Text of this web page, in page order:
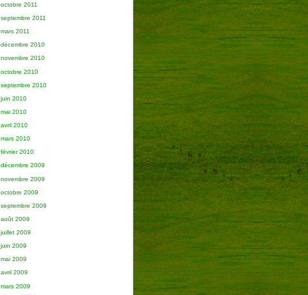
octobre 2011
septembre 2011
mars 2011
décembre 2010
novembre 2010
octobre 2010
septembre 2010
juin 2010
mai 2010
avril 2010
mars 2010
février 2010
décembre 2009
novembre 2009
octobre 2009
septembre 2009
août 2009
juillet 2009
juin 2009
mai 2009
avril 2009
mars 2009